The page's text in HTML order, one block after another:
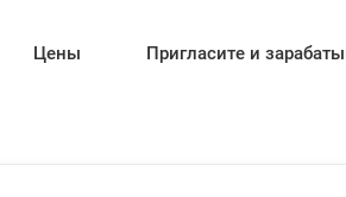
Цены Пригласите и